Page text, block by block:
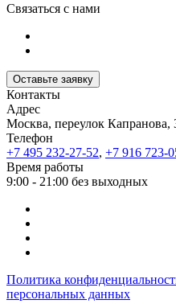
Связаться с нами
Оставьте заявку
Контакты
Адрес
Москва, переулок Капранова,
Телефон
+7 495 232-27-52, +7 916 723-
Время работы
9:00 - 21:00 без выходных
Политика
персональных данных